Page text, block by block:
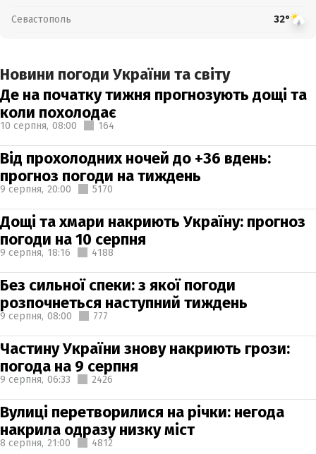
Севастополь 32°
Новини погоди України та світу
Де на початку тижня прогнозують дощі та
коли похолодає
10 серпня, 08:00 164
Від прохолодних ночей до +36 вдень:
прогноз погоди на тиждень
9 серпня, 20:00 5170
Дощі та хмари накриють Україну: прогноз
погоди на 10 серпня
9 серпня, 18:16 4188
Без сильної спеки: з якої погоди
розпочнеться наступний тиждень
9 серпня, 08:00 777
Частину України знову накриють грози:
погода на 9 серпня
9 серпня, 06:33 2426
Вулиці перетворилися на річки: негода
накрила одразу низку міст
8 серпня, 21:00 4812